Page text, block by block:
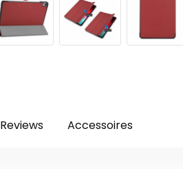
Reviews Accessoires